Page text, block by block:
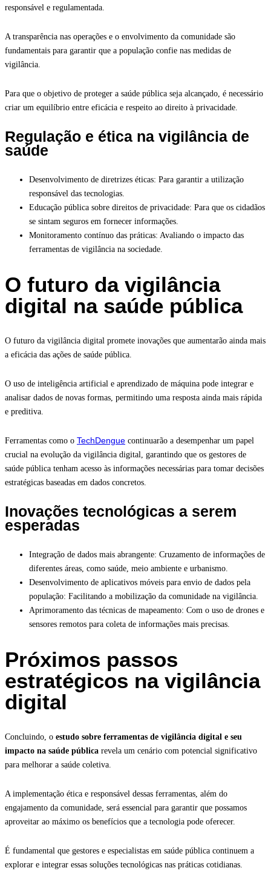
responsável e regulamentada.
A transparência nas operações e o envolvimento da comunidade são
fundamentais para garantir que a população confie nas medidas de
vigilância.
Para que o objetivo de proteger a saúde pública seja alcançado, é necessário
criar um equilíbrio entre eficácia e respeito ao direito à privacidade.
Regulação e ética na vigilância de
saúde
Desenvolvimento de diretrizes éticas: Para garantir a utilização
responsável das tecnologias.
Educação pública sobre direitos de privacidade: Para que os cidadãos
se sintam seguros em fornecer informações.
Monitoramento contínuo das práticas: Avaliando o impacto das
ferramentas de vigilância na sociedade.
O futuro da vigilância
digital na saúde pública
O futuro da vigilância digital promete inovações que aumentarão ainda mais
a eficácia das ações de saúde pública.
O uso de inteligência artificial e aprendizado de máquina pode integrar e
analisar dados de novas formas, permitindo uma resposta ainda mais rápida
e preditiva.
Ferramentas como o TechDengue continuarão a desempenhar um papel
crucial na evolução da vigilância digital, garantindo que os gestores de
saúde pública tenham acesso às informações necessárias para tomar decisões
estratégicas baseadas em dados concretos.
Inovações tecnológicas a serem
esperadas
Integração de dados mais abrangente: Cruzamento de informações de
diferentes áreas, como saúde, meio ambiente e urbanismo.
Desenvolvimento de aplicativos móveis para envio de dados pela
população: Facilitando a mobilização da comunidade na vigilância.
Aprimoramento das técnicas de mapeamento: Com o uso de drones e
sensores remotos para coleta de informações mais precisas.
Próximos passos
estratégicos na vigilância
digital
Concluindo, o estudo sobre ferramentas de vigilância digital e seu
impacto na saúde pública revela um cenário com potencial significativo
para melhorar a saúde coletiva.
A implementação ética e responsável dessas ferramentas, além do
engajamento da comunidade, será essencial para garantir que possamos
aproveitar ao máximo os benefícios que a tecnologia pode oferecer.
É fundamental que gestores e especialistas em saúde pública continuem a
explorar e integrar essas soluções tecnológicas nas práticas cotidianas.